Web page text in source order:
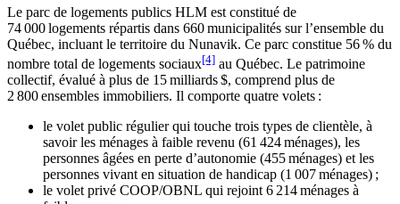
Le parc de logements publics HLM est constitué de
74 000 logements répartis dans 660 municipalités sur l’ensemble du
Québec, incluant le territoire du Nunavik. Ce parc constitue 56 % du
nombre total de logements sociaux[4] au Québec. Le patrimoine
collectif, évalué à plus de 15 milliards $, comprend plus de
2 800 ensembles immobiliers. Il comporte quatre volets :
le volet public régulier qui touche trois types de clientèle, à
savoir les ménages à faible revenu (61 424 ménages), les
personnes âgées en perte d’autonomie (455 ménages) et les
personnes vivant en situation de handicap (1 007 ménages) ;
le volet privé COOP/OBNL qui rejoint 6 214 ménages à